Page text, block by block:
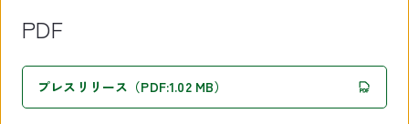
PDF
プレスリリース（PDF:1.02 MB）